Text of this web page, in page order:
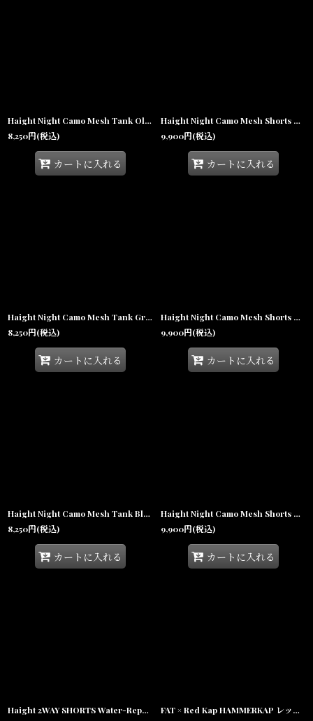
Haight Night Camo Mesh Tank Olive ナイトカモ メッシュ タンクトップ オリーブグリーン【沖縄 メンズファッション 通販】
8,250円(税込)
カートに入れる
Haight Night Camo Mesh Shorts Olive ナイトカモ メッシュショーツ オリーブグリーン
9,900円(税込)
カートに入れる
Haight Night Camo Mesh Tank Grey ナイトカモ メッシュ タンクトップ グレー【沖縄 メンズファッション 通販】
8,250円(税込)
カートに入れる
Haight Night Camo Mesh Shorts Grey ナイトカモ メッシュショーツ グレー
9,900円(税込)
カートに入れる
Haight Night Camo Mesh Tank Black ナイトカモ メッシュ タンクトップ ブラック 【沖縄 メンズファッション 通販】
8,250円(税込)
カートに入れる
Haight Night Camo Mesh Shorts Black ナイトカモ メッシュショーツ ブラック
9,900円(税込)
カートに入れる
Haight 2WAY SHORTS Water-Repellent Swim Shorts Black 水陸両用 ショーツ スイムショーツ ブラック
FAT × Red Kap HAMMERKAP レッドキャップ ストライプ ペインターハーフパンツ コラボ 沖縄 ショートパンツ 沖縄 メンズ服